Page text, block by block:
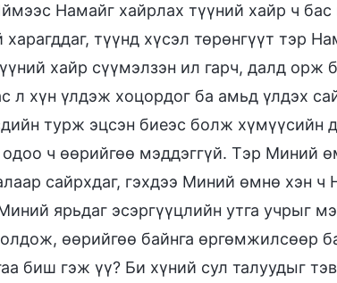
Намайг хайрлах түүний хайр ч
түүнд хүсэл төрөнгүүт тэр
хайр сүүмэлзэн ил гарч, далд орж
хүн үлдэж хоцордог ба амьд үлдэх
турж эцсэн биеэс болж хүмүүсийн
одоо ч өөрийгөө мэддэггүй. Тэр Миний
сайрхдаг, гэхдээ Миний өмнө хэн ч
ярьдаг эсэргүүцлийн утга учрыг
өөрийгөө байнга өргөмжилсөөр
биш гэж үү? Би хүний сул талуудыг